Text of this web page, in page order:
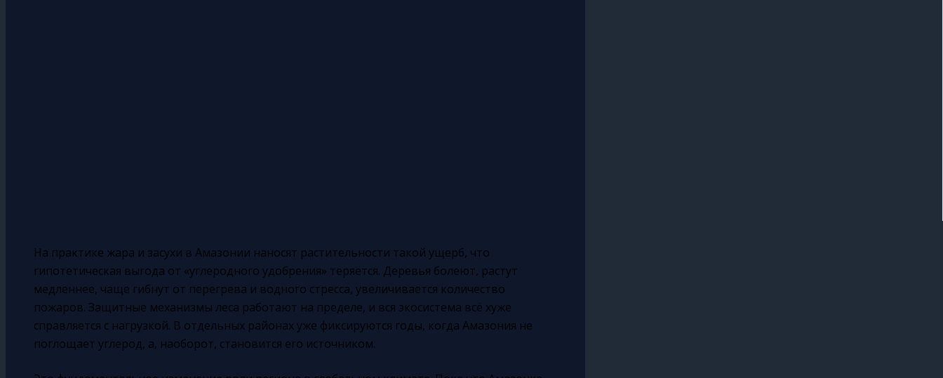
На практике жара и засухи в Амазонии наносят растительности такой ущерб, что
гипотетическая выгода от «углеродного удобрения» теряется. Деревья болеют, растут
медленнее, чаще гибнут от перегрева и водного стресса, увеличивается количество
пожаров. Защитные механизмы леса работают на пределе, и вся экосистема всё хуже
справляется с нагрузкой. В отдельных районах уже фиксируются годы, когда Амазония не
поглощает углерод, а, наоборот, становится его источником.